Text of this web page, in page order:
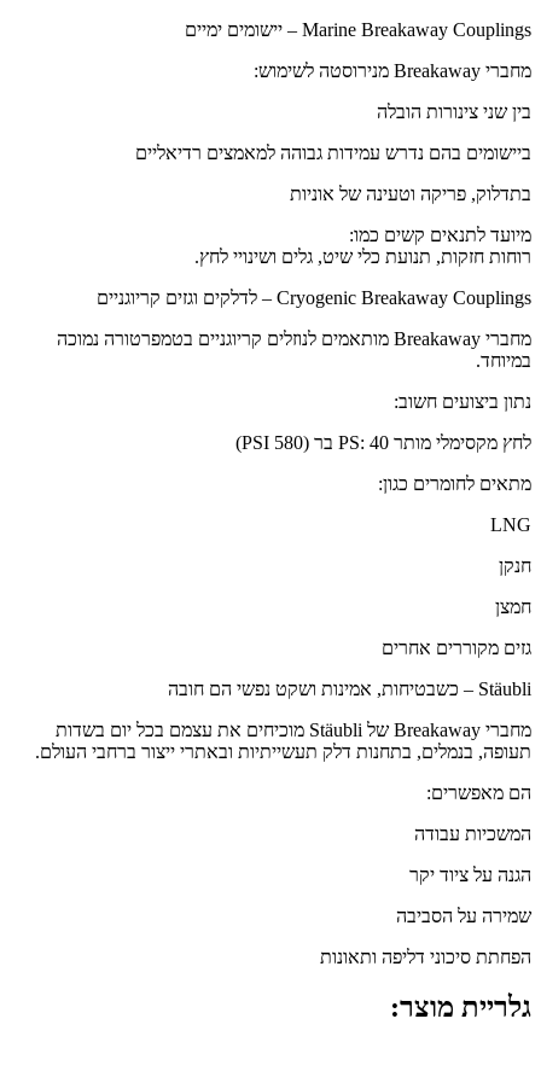
Marine Breakaway Couplings – יישומים ימיים
מחברי Breakaway מנירוסטה לשימוש:
בין שני צינורות הובלה
ביישומים בהם נדרש עמידות גבוהה למאמצים רדיאליים
בתדלוק, פריקה וטעינה של אוניות
מיועד לתנאים קשים כמו:
רוחות חזקות, תנועת כלי שיט, גלים ושינויי לחץ.
Cryogenic Breakaway Couplings – לדלקים וגזים קריוגניים
מחברי Breakaway מותאמים לנוזלים קריוגניים בטמפרטורה נמוכה
במיוחד.
נתון ביצועים חשוב:
לחץ מקסימלי מותר PS: 40 בר (580 PSI)
מתאים לחומרים כגון:
LNG
חנקן
חמצן
גזים מקוררים אחרים
Stäubli – כשבטיחות, אמינות ושקט נפשי הם חובה
מחברי Breakaway של Stäubli מוכיחים את עצמם בכל יום בשדות
תעופה, בנמלים, בתחנות דלק תעשייתיות ובאתרי ייצור ברחבי העולם.
הם מאפשרים:
המשכיות עבודה
הגנה על ציוד יקר
שמירה על הסביבה
הפחתת סיכוני דליפה ותאונות
גלריית מוצר: